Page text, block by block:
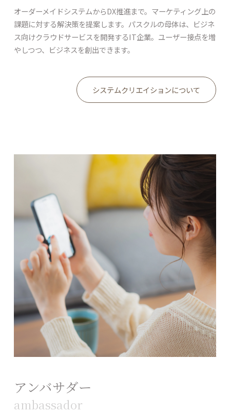
オーダーメイドシステムからDX推進まで。マーケティング上の
課題に対する解決策を提案します。パスクルの母体は、ビジネ
ス向けクラウドサービスを開発するIT企業。ユーザー接点を増
やしつつ、ビジネスを創出できます。
システムクリエイションについて
アンバサダー
ambassador